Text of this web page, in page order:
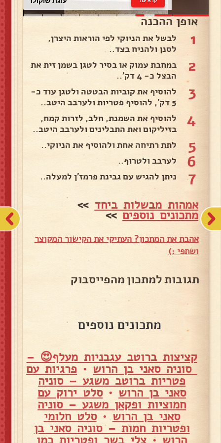
אופן ההכנה
1
לבשל את הניוקי לפי הוראות היצרן,
לסנן ולהניח בצד..
2
במחבת עמוק או בסיר לטגן בשמן זית את
הבצל כ- 4 דק'..
3
להוסיף את קוביות הבטטה ולטגן עוד כ-
5 דק', להוסיף פטריות ולערבב היטב..
4
להוסיף את השמנת, חלב, לזרות קמח,
בזיליקום ואת התבלינים ולערבב היטב..
5 לתת רתיחה אחת ולהוסיף את הניוקי..
6 לערבב ולטרוף..
7 ניתן להגיש עם גבינת פרמז'ן למעלה..
אמהות מבשלות ביחד >>
מתכונים נוספים>>
אהבת את המתכון? העתיקי את הקישור המקוצר
ושתפי :)
תגובות למתכון מהפייסבוק
מתכונים נוספים
קציצות ברוטב עגבניות מעלף😍 –
סוניה סאני בן הרוש • פרגיות עם
פטריות ברוטב משגע – סוניה
סאני בן הרוש •סלט ירוק עם
חמוציות ופקאן משגע – סוניה
סאני בן הרוש •סלט חלומי
ופטריות חמות – סוניה סאני בן